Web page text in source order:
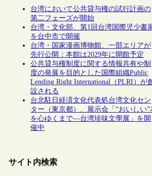
台湾において公共貸与権の試行計画の
第二フェーズが開始
台湾・文化部、第1回台湾国際児少書
を台中市で開催
台湾・国家漫画博物館、一部エリアが
先行公開：本館は2029年に開館予定
公共貸与権制度に関する情報共有や制
度の発展を目的とした国際組織Public
Lending Right International（PLRI）が
設される
台北駐日経済文化代表処台湾文化セン
ター（東京都）、展示会「“おいしい”
を心ゆくまで—台湾珍味文學展」を開
催中
サイト内検索